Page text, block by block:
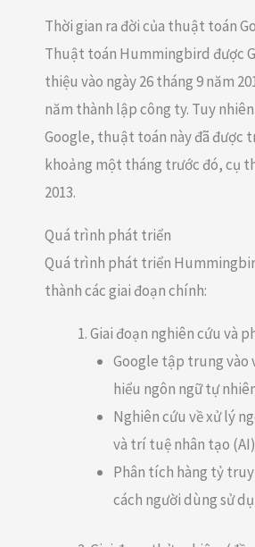
Thời gian ra đời của thuật toán
Thuật toán Hummingbird được
thiệu vào ngày 26 tháng 9 năm
năm thành lập công ty. Tuy
Google, thuật toán này đã được
khoảng một tháng trước đó, cụ
2013.
Quá trình phát triển
Quá trình phát triển
thành các giai đoạn chính:
Giai đoạn nghiên cứu và
Google tập trung vào
hiểu ngôn ngữ tự
Nghiên cứu về xử lý
và trí tuệ nhân tạo (AI)
Phân tích hàng tỷ
cách người dùng sử